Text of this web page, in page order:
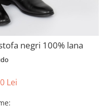
negri 100% lana
Lei
: